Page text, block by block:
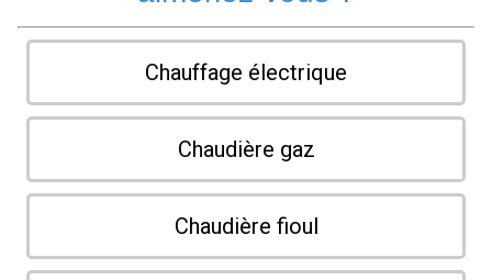
Chauffage électrique
Chaudière gaz
Chaudière fioul